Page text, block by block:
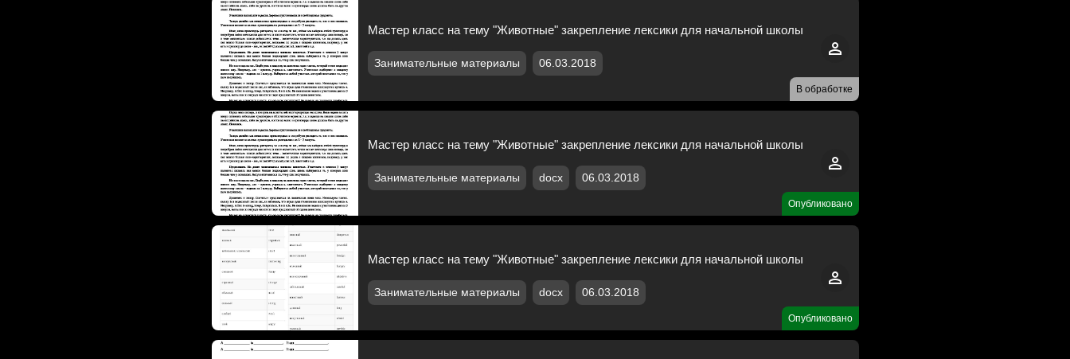
В обработке
Мастер класс на тему "Животные" закрепление лексики для начальной школы
Занимательные материалы 06.03.2018
Опубликовано
Мастер класс на тему "Животные" закрепление лексики для начальной школы
Занимательные материалы docx 06.03.2018
Опубликовано
Мастер класс на тему "Животные" закрепление лексики для начальной школы
Занимательные материалы docx 06.03.2018